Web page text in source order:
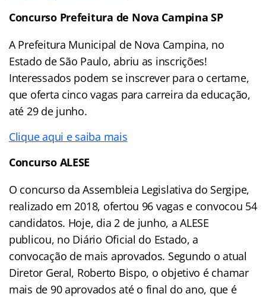
Concurso Prefeitura de Nova Campina SP
A Prefeitura Municipal de Nova Campina, no
Estado de São Paulo, abriu as inscrições!
Interessados podem se inscrever para o certame,
que oferta cinco vagas para carreira da educação,
até 29 de junho.
Clique aqui e saiba mais
Concurso ALESE
O concurso da Assembleia Legislativa do Sergipe,
realizado em 2018, ofertou 96 vagas e convocou 54
candidatos. Hoje, dia 2 de junho, a ALESE
publicou, no Diário Oficial do Estado, a
convocação de mais aprovados. Segundo o atual
Diretor Geral, Roberto Bispo, o objetivo é chamar
mais de 90 aprovados até o final do ano, que é